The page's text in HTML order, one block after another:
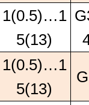
1(0.5)…1
5(13)
1(0.5)…1
5(13)